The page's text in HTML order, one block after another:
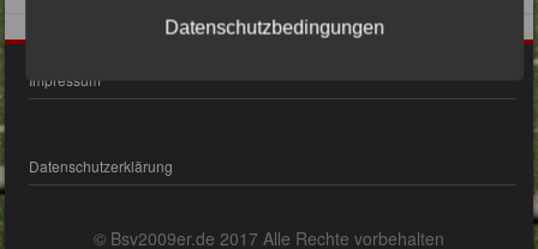
Impressum
Datenschutzerklärung
© Bsv2009er.de 2017 Alle Rechte vorbehalten
Datenschutzbedingungen